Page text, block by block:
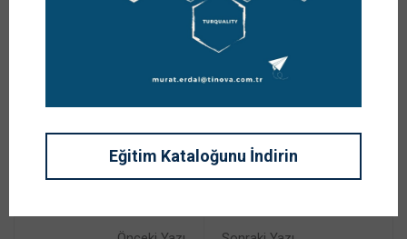
programlarını uçtan uca yönetir. Stratejik yönetim
perspektifiyle şirketlerin kritik süreçlerini görünür kılar;
karar alma, kontrol ve uygulama disiplinini ölçülebilir
çıktılarla destekler. Danışmanlık yaklaşımını, şirketle
birlikte değer üretmeye ve kalıcı yönetim disiplini
Eğitim Kataloğunu İndirin